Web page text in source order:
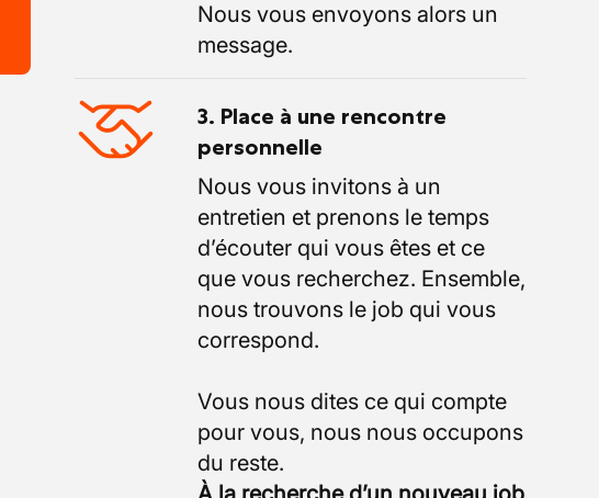
Nous vous envoyons alors un
message.
3. Place à une rencontre
personnelle
Nous vous invitons à un
entretien et prenons le temps
d’écouter qui vous êtes et ce
que vous recherchez. Ensemble,
nous trouvons le job qui vous
correspond.
Vous nous dites ce qui compte
pour vous, nous nous occupons